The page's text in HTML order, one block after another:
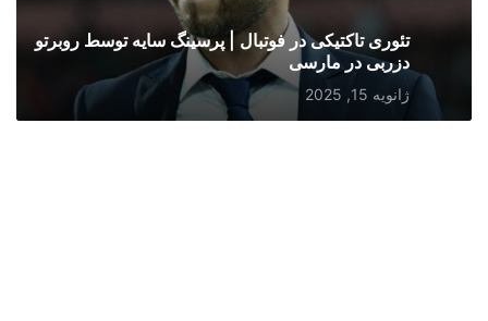
تئوری تاکتیکی در فوتبال | پرسینگ سایه توسط روبرتو
دزربی در مارسی
ژانویه 15, 2025